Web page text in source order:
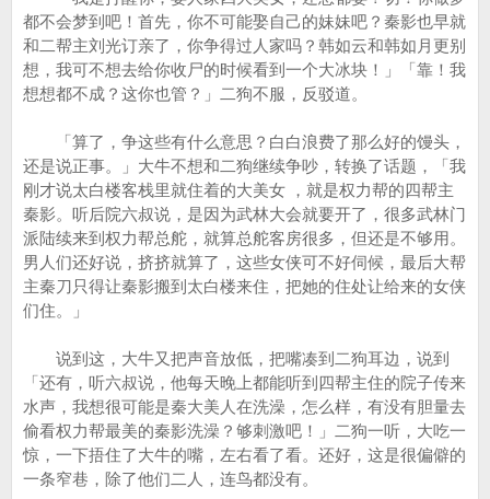
都不会梦到吧！首先，你不可能娶自己的妹妹吧？秦影也早就
和二帮主刘光订亲了，你争得过人家吗？韩如云和韩如月更别
想，我可不想去给你收尸的时候看到一个大冰块！」「靠！我
想想都不成？这你也管？」二狗不服，反驳道。
「算了，争这些有什么意思？白白浪费了那么好的馒头，
还是说正事。」大牛不想和二狗继续争吵，转换了话题，「我
刚才说太白楼客栈里就住着的大美女 ，就是权力帮的四帮主
秦影。听后院六叔说，是因为武林大会就要开了，很多武林门
派陆续来到权力帮总舵，就算总舵客房很多，但还是不够用。
男人们还好说，挤挤就算了，这些女侠可不好伺候，最后大帮
主秦刀只得让秦影搬到太白楼来住，把她的住处让给来的女侠
们住。」
说到这，大牛又把声音放低，把嘴凑到二狗耳边，说到
「还有，听六叔说，他每天晚上都能听到四帮主住的院子传来
水声，我想很可能是秦大美人在洗澡，怎么样，有没有胆量去
偷看权力帮最美的秦影洗澡？够刺激吧！」二狗一听，大吃一
惊，一下捂住了大牛的嘴，左右看了看。还好，这是很偏僻的
一条窄巷，除了他们二人，连鸟都没有。